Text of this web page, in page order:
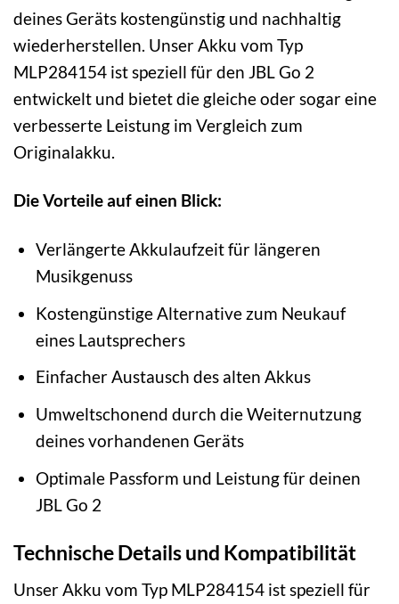
deines Geräts kostengünstig und nachhaltig
wiederherstellen. Unser Akku vom Typ
MLP284154 ist speziell für den JBL Go 2
entwickelt und bietet die gleiche oder sogar eine
verbesserte Leistung im Vergleich zum
Originalakku.
Die Vorteile auf einen Blick:
Verlängerte Akkulaufzeit für längeren
Musikgenuss
Kostengünstige Alternative zum Neukauf
eines Lautsprechers
Einfacher Austausch des alten Akkus
Umweltschonend durch die Weiternutzung
deines vorhandenen Geräts
Optimale Passform und Leistung für deinen
JBL Go 2
Technische Details und Kompatibilität
Unser Akku vom Typ MLP284154 ist speziell für